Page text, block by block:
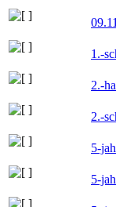
1.-
2.-
2.-
5-
5-